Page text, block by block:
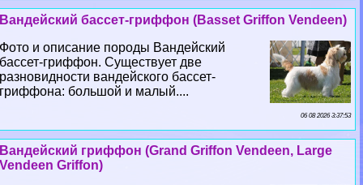
Вандейский бассет-гриффон (Basset Griffon Vendeen)
Фото и описание породы Вандейский
бассет-гриффон. Существует две
разновидности вандейского бассет-
гриффона: большой и малый....
06 08 2026 3:37:53
Вандейский гриффон (Grand Griffon Vendeen, Large
Vendeen Griffon)